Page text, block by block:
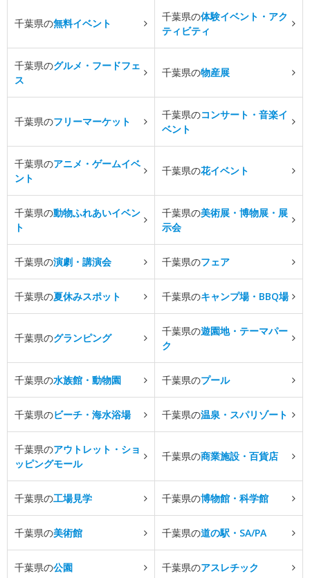
千葉県の無料イベント
千葉県の体験イベント・アク
ティビティ
千葉県のグルメ・フードフェ
ス
千葉県の物産展
千葉県のフリーマーケット
千葉県のコンサート・音楽イ
ベント
千葉県のアニメ・ゲームイベ
ント
千葉県の花イベント
千葉県の動物ふれあいイベン
ト
千葉県の美術展・博物展・展
示会
千葉県の演劇・講演会 千葉県のフェア
千葉県の夏休みスポット 千葉県のキャンプ場・BBQ場
千葉県のグランピング
千葉県の遊園地・テーマパー
ク
千葉県の水族館・動物園 千葉県のプール
千葉県のビーチ・海水浴場 千葉県の温泉・スパリゾート
千葉県のアウトレット・ショ
ッピングモール
千葉県の商業施設・百貨店
千葉県の工場見学 千葉県の博物館・科学館
千葉県の美術館 千葉県の道の駅・SA/PA
千葉県の公園 千葉県のアスレチック